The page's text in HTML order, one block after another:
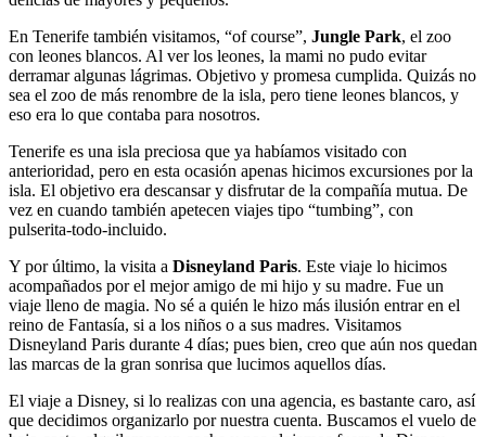
En Tenerife también visitamos, “of course”, Jungle Park, el zoo
con leones blancos. Al ver los leones, la mami no pudo evitar
derramar algunas lágrimas. Objetivo y promesa cumplida. Quizás no
sea el zoo de más renombre de la isla, pero tiene leones blancos, y
eso era lo que contaba para nosotros.
Tenerife es una isla preciosa que ya habíamos visitado con
anterioridad, pero en esta ocasión apenas hicimos excursiones por la
isla. El objetivo era descansar y disfrutar de la compañía mutua. De
vez en cuando también apetecen viajes tipo “tumbing”, con
pulserita-todo-incluido.
Y por último, la visita a Disneyland Paris. Este viaje lo hicimos
acompañados por el mejor amigo de mi hijo y su madre. Fue un
viaje lleno de magia. No sé a quién le hizo más ilusión entrar en el
reino de Fantasía, si a los niños o a sus madres. Visitamos
Disneyland Paris durante 4 días; pues bien, creo que aún nos quedan
las marcas de la gran sonrisa que lucimos aquellos días.
El viaje a Disney, si lo realizas con una agencia, es bastante caro, así
que decidimos organizarlo por nuestra cuenta. Buscamos el vuelo de